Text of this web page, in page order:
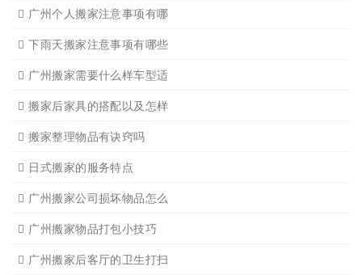
广州搬家公司告诉你衣物打
广州搬家公司告诉你搬入新
日式搬家的服务流程有哪些
广州搬家入宅的基本常识
广州搬家怎样选择吉日
怎样选择广州搬家公司靠谱
有关搬家前后的基本常识
搬家过程中出现物品损坏该
搬家当天注意事项有哪些